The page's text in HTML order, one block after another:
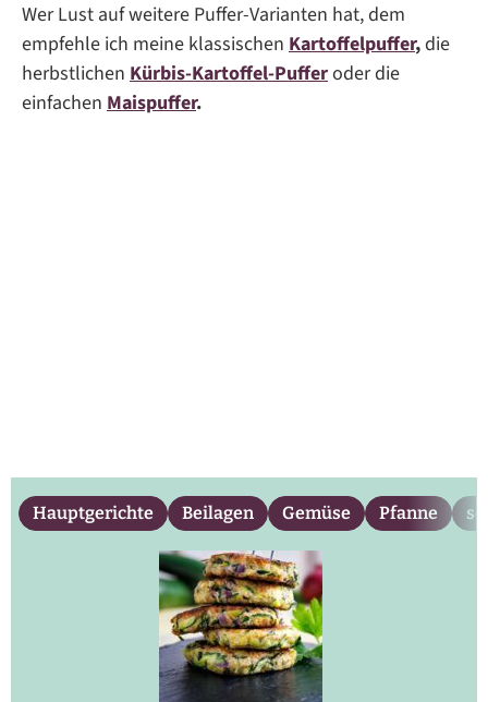
Wer Lust auf weitere Puffer-Varianten hat, dem
empfehle ich meine klassischen Kartoffelpuffer,die
herbstlichen Kürbis-Kartoffel-Pufferoder die
einfachen Maispuffer.
Hauptgerichte Beilagen Gemüse Pfanne